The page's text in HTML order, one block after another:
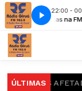
22:00 -
Músicas na FM
ÚLTIMASAFETADAS